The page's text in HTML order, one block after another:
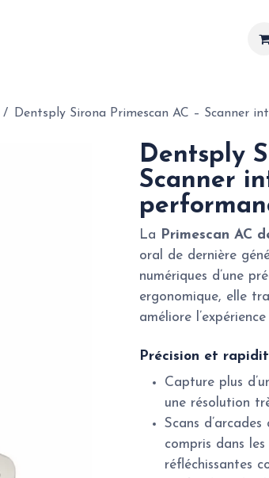
Dentsply Sirona Primescan AC – Scanner
Dentsply
Scanner
La Primescan AC
oral de dernière
numériques d’une
ergonomique, elle
améliore
Précision et
Capture plus
une résolution
Scans
compris dans
réfléchissantes